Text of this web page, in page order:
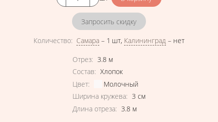
Запросить скидку
Количество: Самара – 1 шт, Калининград – нет
Характеристики
Отрез: 3.8 м
Состав: Хлопок
Цвет:
Молочный
Ширина кружева: 3 см
Длина отреза: 3.8 м